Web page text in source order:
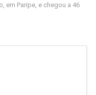
em Paripe, e chegou a 46